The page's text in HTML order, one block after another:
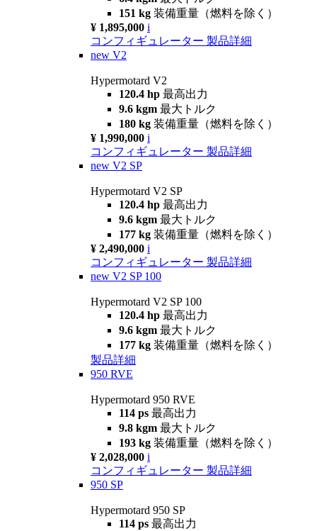
151 kg 装備重量（燃料を除く）
¥ 1,895,000 i
コンフィギュレーター 製品詳細
new V2
Hypermotard V2
120.4 hp 最高出力
9.6 kgm 最大トルク
180 kg 装備重量（燃料を除く）
¥ 1,990,000 i
コンフィギュレーター 製品詳細
new V2 SP
Hypermotard V2 SP
120.4 hp 最高出力
9.6 kgm 最大トルク
177 kg 装備重量（燃料を除く）
¥ 2,490,000 i
コンフィギュレーター 製品詳細
new V2 SP 100
Hypermotard V2 SP 100
120.4 hp 最高出力
9.6 kgm 最大トルク
177 kg 装備重量（燃料を除く）
製品詳細
950 RVE
Hypermotard 950 RVE
114 ps 最高出力
9.8 kgm 最大トルク
193 kg 装備重量（燃料を除く）
¥ 2,028,000 i
コンフィギュレーター 製品詳細
950 SP
Hypermotard 950 SP
114 ps 最高出力